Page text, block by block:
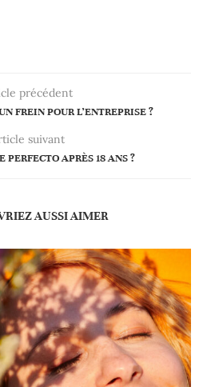
précédent
FREIN POUR L’ENTREPRISE ?
suivant
PERFECTO APRÈS 18 ANS ?
AUSSI AIMER